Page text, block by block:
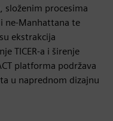
složenim procesima
ne-Manhattana te
ekstrakcija
TICER-a i širenje
platforma podržava
u naprednom dizajnu